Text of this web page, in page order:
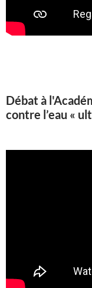
Débat à
contre l’eau «